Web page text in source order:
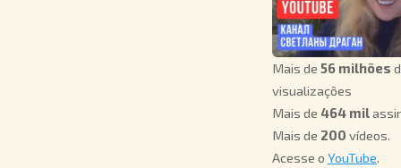
Mais de 56 milhões
visualizações
Mais de 464 mil
Mais de 200 vídeos.
Acesse o YouTube.